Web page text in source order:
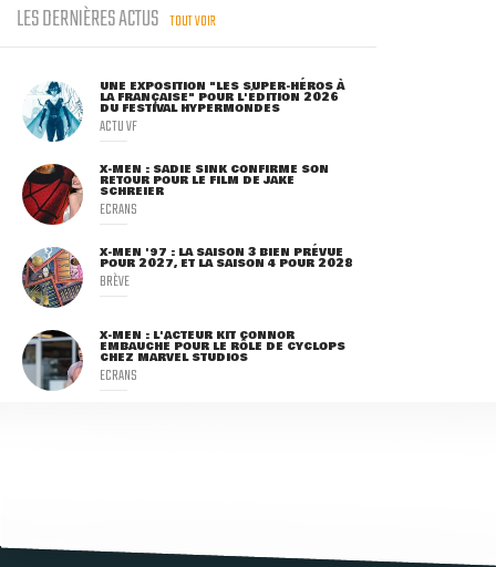
LES DERNIÈRES ACTUS TOUT VOIR
UNE EXPOSITION "LES SUPER-HÉROS À
LA FRANÇAISE" POUR L'ÉDITION 2026
DU FESTIVAL HYPERMONDES
ACTU VF
X-MEN : SADIE SINK CONFIRME SON
RETOUR POUR LE FILM DE JAKE
SCHREIER
ECRANS
X-MEN '97 : LA SAISON 3 BIEN PRÉVUE
POUR 2027, ET LA SAISON 4 POUR 2028
BRÈVE
X-MEN : L'ACTEUR KIT CONNOR
EMBAUCHÉ POUR LE RÔLE DE CYCLOPS
CHEZ MARVEL STUDIOS
ECRANS